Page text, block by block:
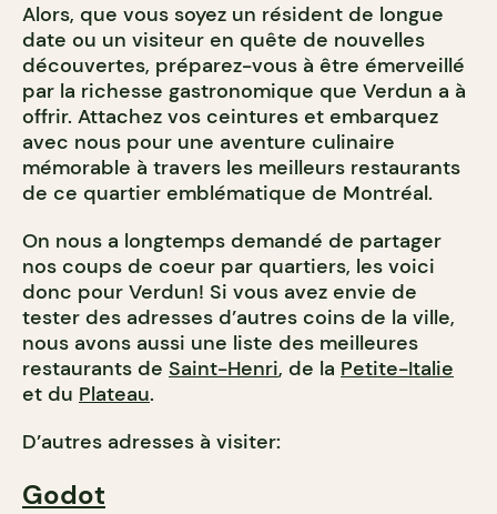
Alors, que vous soyez un résident de longue
date ou un visiteur en quête de nouvelles
découvertes, préparez-vous à être émerveillé
par la richesse gastronomique que Verdun a à
offrir. Attachez vos ceintures et embarquez
avec nous pour une aventure culinaire
mémorable à travers les meilleurs restaurants
de ce quartier emblématique de Montréal.
On nous a longtemps demandé de partager
nos coups de coeur par quartiers, les voici
donc pour Verdun! Si vous avez envie de
tester des adresses d’autres coins de la ville,
nous avons aussi une liste des meilleures
restaurants de Saint-Henri, de la Petite-Italie
et du Plateau.
D’autres adresses à visiter:
Godot